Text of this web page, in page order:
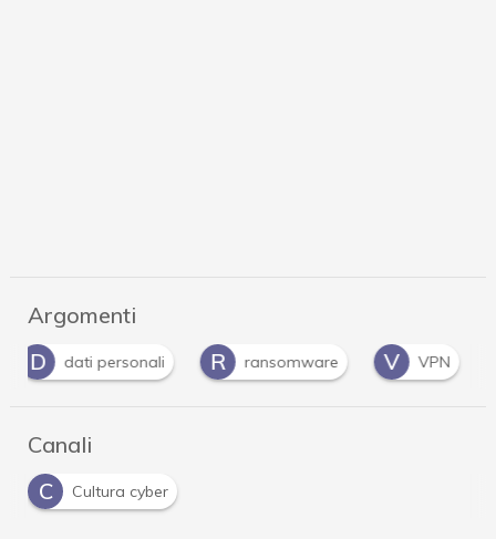
Argomenti
D
dati personali R ransomware V VPN
Canali
C
Cultura cyber